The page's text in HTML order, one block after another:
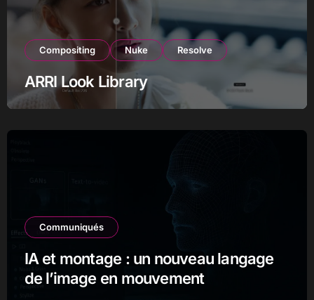
Compositing Nuke Resolve
ARRI Look Library
Communiqués
IA et montage : un nouveau langage
de l’image en mouvement